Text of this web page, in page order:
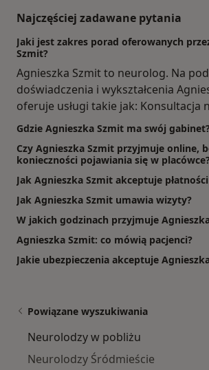
Najczęściej zadawane pytania
Jaki jest zakres porad oferowanych
Szmit?
Agnieszka Szmit to neurolog. Na
doświadczenia i wykształcenia
oferuje usługi takie jak: Konsultacja
Gdzie Agnieszka Szmit ma swój
Czy Agnieszka Szmit przyjmuje online,
konieczności pojawiania się w
Jak Agnieszka Szmit akceptuje
Jak Agnieszka Szmit umawia wizyty?
W jakich godzinach przyjmuje
Agnieszka Szmit: co mówią pacjenci?
Jakie ubezpieczenia akceptuje
Powiązane wyszukiwania
Neurolodzy w pobliżu
Neurolodzy Śródmieście